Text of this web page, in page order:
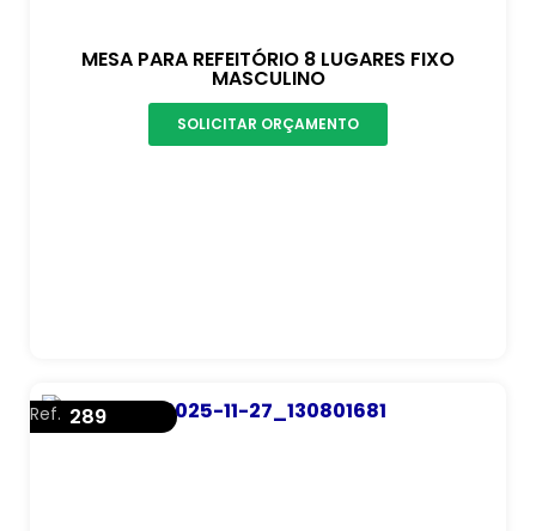
MESA PARA REFEITÓRIO 8 LUGARES FIXO
MASCULINO
SOLICITAR ORÇAMENTO
Ref. 289